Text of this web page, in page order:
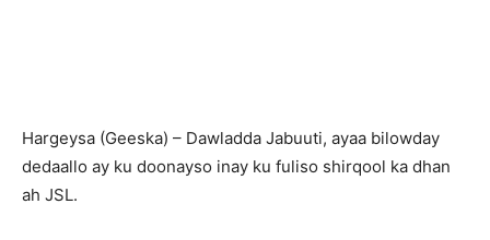
Hargeysa (Geeska) – Dawladda Jabuuti, ayaa bilowday
dedaallo ay ku doonayso inay ku fuliso shirqool ka dhan
ah JSL.